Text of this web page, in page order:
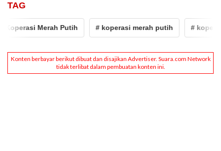
TAG
Merah Putih # koperasi merah putih # koperasi